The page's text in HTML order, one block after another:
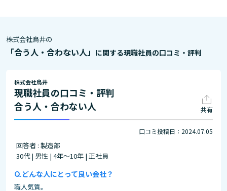
株式会社鳥井の
「合う人・合わない人」 に関する現職社員の口コミ・評判
株式会社鳥井
現職社員の口コミ・評判
合う人・合わない人
共有
口コミ投稿日：2024.07.05
回答者 : 製造部
30代 | 男性 | 4年～10年 | 正社員
どんな人にとって良い会社？
職人気質。